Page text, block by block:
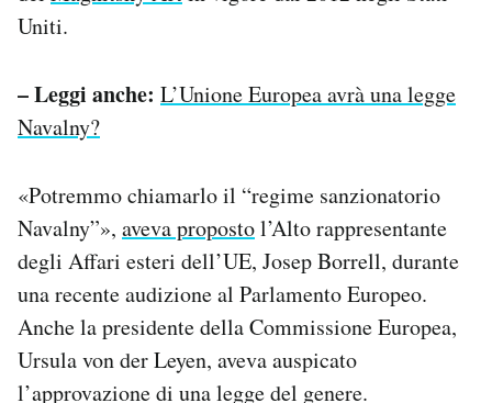
Uniti.
– Leggi anche: L’Unione Europea avrà una legge
Navalny?
«Potremmo chiamarlo il “regime sanzionatorio
Navalny”», aveva propostol’Alto rappresentante
degli Affari esteri dell’UE, Josep Borrell, durante
una recente audizione al Parlamento Europeo.
Anche la presidente della Commissione Europea,
Ursula von der Leyen, aveva auspicato
l’approvazione di una legge del genere.